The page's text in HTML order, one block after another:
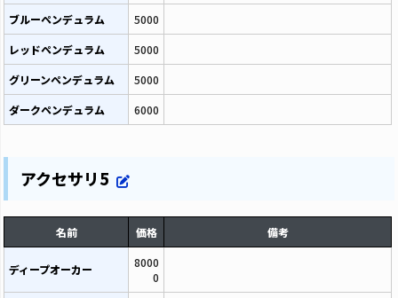
ブルーペンデュラム
5000
レッドペンデュラム
5000
グリーンペンデュラム
5000
ダークペンデュラム
6000
アクセサリ5
名前 価格 備考
ディープオーカー
8000
0